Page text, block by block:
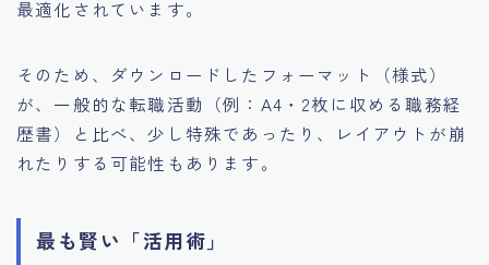
最適化されています。
そのため、ダウンロードしたフォーマット（様式）
が、一般的な転職活動（例：A4・2枚に収める職務経
歴書）と比べ、少し特殊であったり、レイアウトが崩
れたりする可能性もあります。
最も賢い「活用術」